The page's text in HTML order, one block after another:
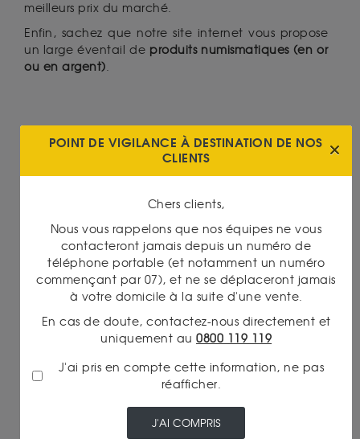
meilleurs prix du marché.
Enfin, sachez que notre site internet vous propose
un large éventail de produits numismatiques (en or
ou en argent).
LES AVANTAGES DE L’ACHAT D’OR ET
D’ARGENT PHYSIQUES :
une stratégie prisée pour diversifier, sécuriser et
investissements purement financiers, les métaux
précieux physiques, sous forme de pièces ou
lingots, sont des actifs tangibles qui offrent plusieurs
avantages uniques.
ACHAT D’OR PHYSIQUE : UN
L’or est considéré comme lavaleur refuge par
en font un investissement stable, surtout en période
de conflits, de crises économiques. Le métal jaune
POINT DE VIGILANCE À DESTINATION DE NOS
CLIENTS
Chers clients,
Nous vous rappelons que nos équipes ne vous
contacteront jamais depuis un numéro de
téléphone portable (et notamment un numéro
commençant par 07), et ne se déplaceront jamais
à votre domicile à la suite d'une vente.
En cas de doute, contactez-nous directement et
uniquement au 0800 119 119
J'ai pris en compte cette information, ne pas
réafficher.
J'AI COMPRIS